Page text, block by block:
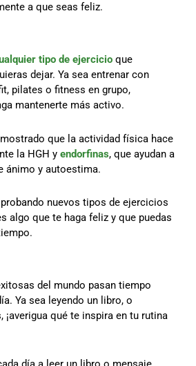
a que seas feliz.
tipo de ejercicio que
dejar. Ya sea entrenar con
pilates o fitness en grupo,
mantenerte más activo.
que la actividad física hace
la HGH y endorfinas, que ayudan a
ánimo y autoestima.
nuevos tipos de ejercicios
algo que te haga feliz y que puedas
del mundo pasan tiempo
Ya sea leyendo un libro, o
qué te inspira en tu rutina